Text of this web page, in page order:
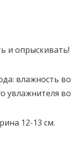
и опрыскивать!
влажность
12-13 см.